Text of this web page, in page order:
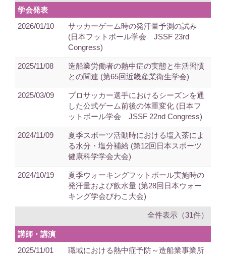
学会発表
2026/01/10
サッカーゲーム時の発汗量予測の試み
(日本フットボール学会 JSSF 23rd
Congress)
2025/11/08
造船業労働者の熱中症の実態と生活習慣
との関連 (第65回近畿産業衛生学会)
2025/03/09
プロサッカー選手におけるシーズンを通
した公式ゲーム前後の体重変化 (日本フ
ットボール学会 JSSF 22nd Congress)
2024/11/09
夏季スポーツ活動時における塩入茶によ
る水分・塩分補給 (第12回日本スポーツ
健康科学学会大会)
2024/10/19
夏季ウォーキングフットボール実施時の
発汗量および飲水量 (第28回日本ウォー
キング学会びわこ大会)
全件表示（31件）
講師・講演
2025/11/01
職域における熱中症予防～造船業事業所